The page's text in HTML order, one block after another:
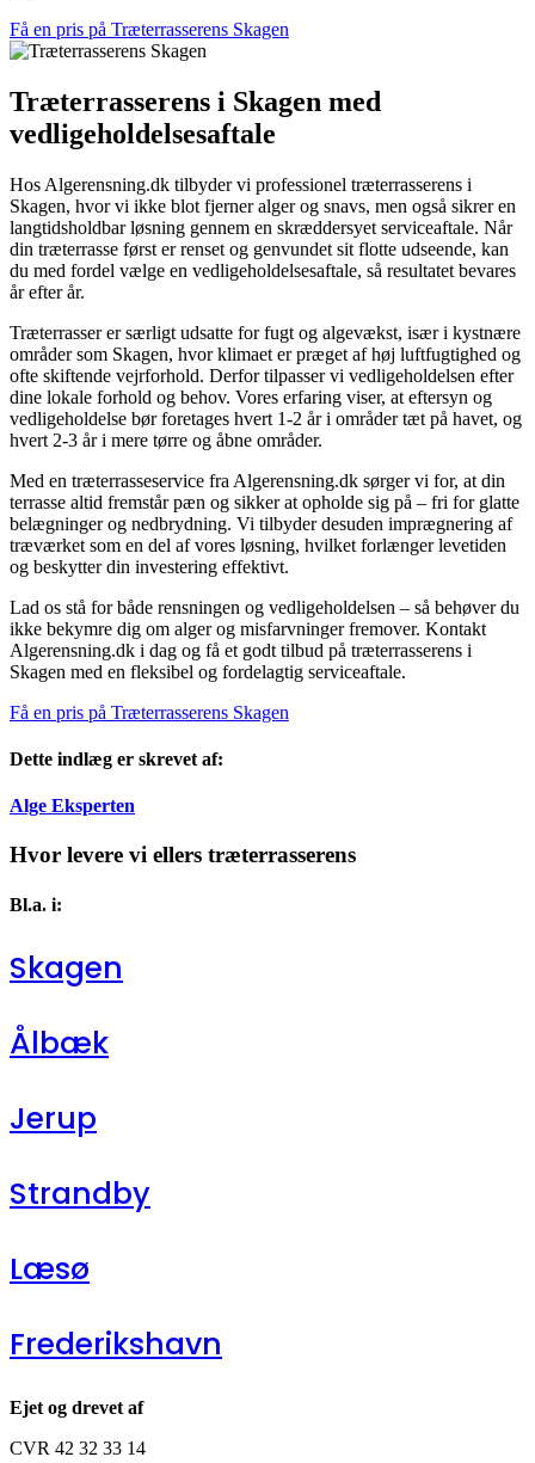
Få en pris på Træterrasserens Skagen
Træterrasserens i Skagen med
vedligeholdelsesaftale
Hos Algerensning.dk tilbyder vi professionel træterrasserens i
Skagen, hvor vi ikke blot fjerner alger og snavs, men også sikrer en
langtidsholdbar løsning gennem en skræddersyet serviceaftale. Når
din træterrasse først er renset og genvundet sit flotte udseende, kan
du med fordel vælge en vedligeholdelsesaftale, så resultatet bevares
år efter år.
Træterrasser er særligt udsatte for fugt og algevækst, især i kystnære
områder som Skagen, hvor klimaet er præget af høj luftfugtighed og
ofte skiftende vejrforhold. Derfor tilpasser vi vedligeholdelsen efter
dine lokale forhold og behov. Vores erfaring viser, at eftersyn og
vedligeholdelse bør foretages hvert 1-2 år i områder tæt på havet, og
hvert 2-3 år i mere tørre og åbne områder.
Med en træterrasseservice fra Algerensning.dk sørger vi for, at din
terrasse altid fremstår pæn og sikker at opholde sig på – fri for glatte
belægninger og nedbrydning. Vi tilbyder desuden imprægnering af
træværket som en del af vores løsning, hvilket forlænger levetiden
og beskytter din investering effektivt.
Lad os stå for både rensningen og vedligeholdelsen – så behøver du
ikke bekymre dig om alger og misfarvninger fremover. Kontakt
Algerensning.dk i dag og få et godt tilbud på træterrasserens i
Skagen med en fleksibel og fordelagtig serviceaftale.
Få en pris på Træterrasserens Skagen
Dette indlæg er skrevet af:
Alge Eksperten
Hvor levere vi ellers træterrasserens
Bl.a. i:
Skagen
Ålbæk
Jerup
Strandby
Læsø
Frederikshavn
Ejet og drevet af
CVR 42 32 33 14